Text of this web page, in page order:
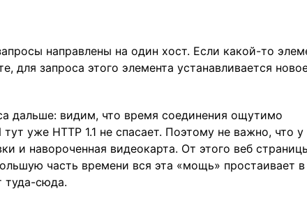
направлены на один хост. Если какой-то
для запроса этого элемента устанавливается
дальше: видим, что время соединения ощутимо
уже HTTP 1.1 не спасает. Поэтому не важно, что у
и навороченная видеокарта. От этого веб
часть времени вся эта «мощь» простаивает в
туда-сюда.